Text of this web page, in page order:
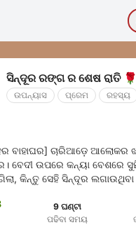
ସିନ୍ଦୂର ରଙ୍ଗ ର ଶେଷ ରାତି
ଉପନ୍ୟାସ ପ୍ରେମ ରହସ୍ୟ
ବାହାଘର] ଚାରିଆଡ଼େ ଆଲୋକର
ବେଦୀ ଉପରେ କନ୍ୟା ବେଶରେ
କିନ୍ତୁ ସେହି ସିନ୍ଦୂର ଲଗାଉଥିବା
9 ଘଣ୍ଟା
ପଢିବା ସମୟ